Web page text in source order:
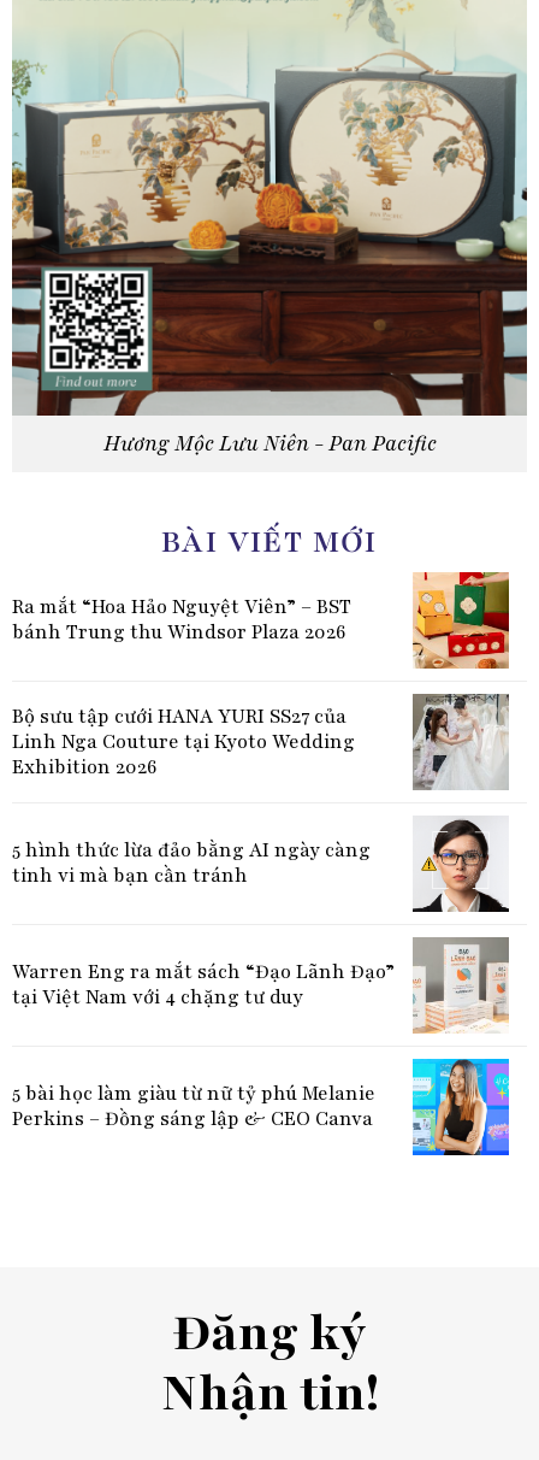
Hương Mộc Lưu Niên - Pan Pacific
BÀI VIẾT MỚI
Ra mắt “Hoa Hảo Nguyệt Viên” – BST
bánh Trung thu Windsor Plaza 2026
Bộ sưu tập cưới HANA YURI SS27 của
Linh Nga Couture tại Kyoto Wedding
Exhibition 2026
5 hình thức lừa đảo bằng AI ngày càng
tinh vi mà bạn cần tránh
Warren Eng ra mắt sách “Đạo Lãnh Đạo”
tại Việt Nam với 4 chặng tư duy
5 bài học làm giàu từ nữ tỷ phú Melanie
Perkins – Đồng sáng lập & CEO Canva
Đăng ký
Nhận tin!